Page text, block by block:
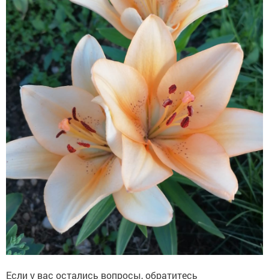
Если у вас остались вопросы, обратитесь